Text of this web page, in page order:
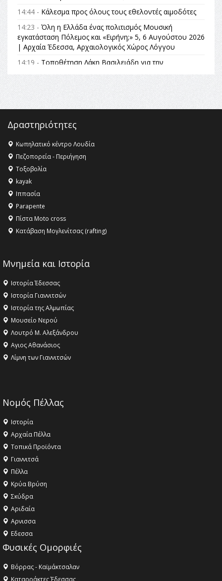
14:44 - Κάλεσμα προς όλους τους εθελοντές αιμοδότες
14:23 - Όλη η Ελλάδα ένας πολιτισμός Μουσική
εγκατάσταση Πόλεμος και «Ειρήνη;» 5, 6 Αυγούστου 2026
| Αρχαία Έδεσσα, Αρχαιολογικός Χώρος Λόγγου
14:19 - Τοποθέτηση Λάκη Βασιλειάδη για την
θεσμικές διαδικασίες υπάρχει μόνο η ευθύνη απέναντι
στις επόμενες γενιές»
16:35 -Το πρόγραμμα του ΠΑΟΚ στον δεύτερο γύρο του
16:27 - Όλυμπος: Εντάχθηκε στον Κατάλογο Παγκόσμιας
Κληρονομιάς της UNESCO – Ομόφωνη η απόφαση Ο
Όλυμπος αναγνωρίστηκε ως φυσικό και πολιτιστικό
αγαθό εξέχουσας οικουμενικής αξίας για την
ανθρωπότητα
16:18 -
ΣΤΗΝ ΕΔΕΣΣΑ
Δραστηριότητες
Κωπηλατικό κέντρο Λουδία
Πεζοπορεία - Περιήγηση
Τοξοβολία
kayak
Ιππασία
Parapente
Πίστα Moto cross
Κατάβαση Μογλενίτσας (rafting)
Μνημεία και Ιστορία
Ιστορία Έδεσσας
Ιστορία Γιαννιτσών
Ιστορία της Αλμωπίας
Μουσείο Νερού
Λουτρό Μ. Αλεξάνδρου
Αγιος Αθανάσιος
Λίμνη των Γιαννιτσών
Νομός Πέλλας
Ιστορία
Αρχαία Πέλλα
Τοπικά Προϊόντα
Γιαννιτσά
Πέλλα
Κρύα Βρύση
Σκύδρα
Αριδαία
Aρνισσα
Eδεσσα
Φυσικές Ομορφιές
Βόρρας - Καϊμάκτσαλαν
Καταρράκτες Έδεσσας